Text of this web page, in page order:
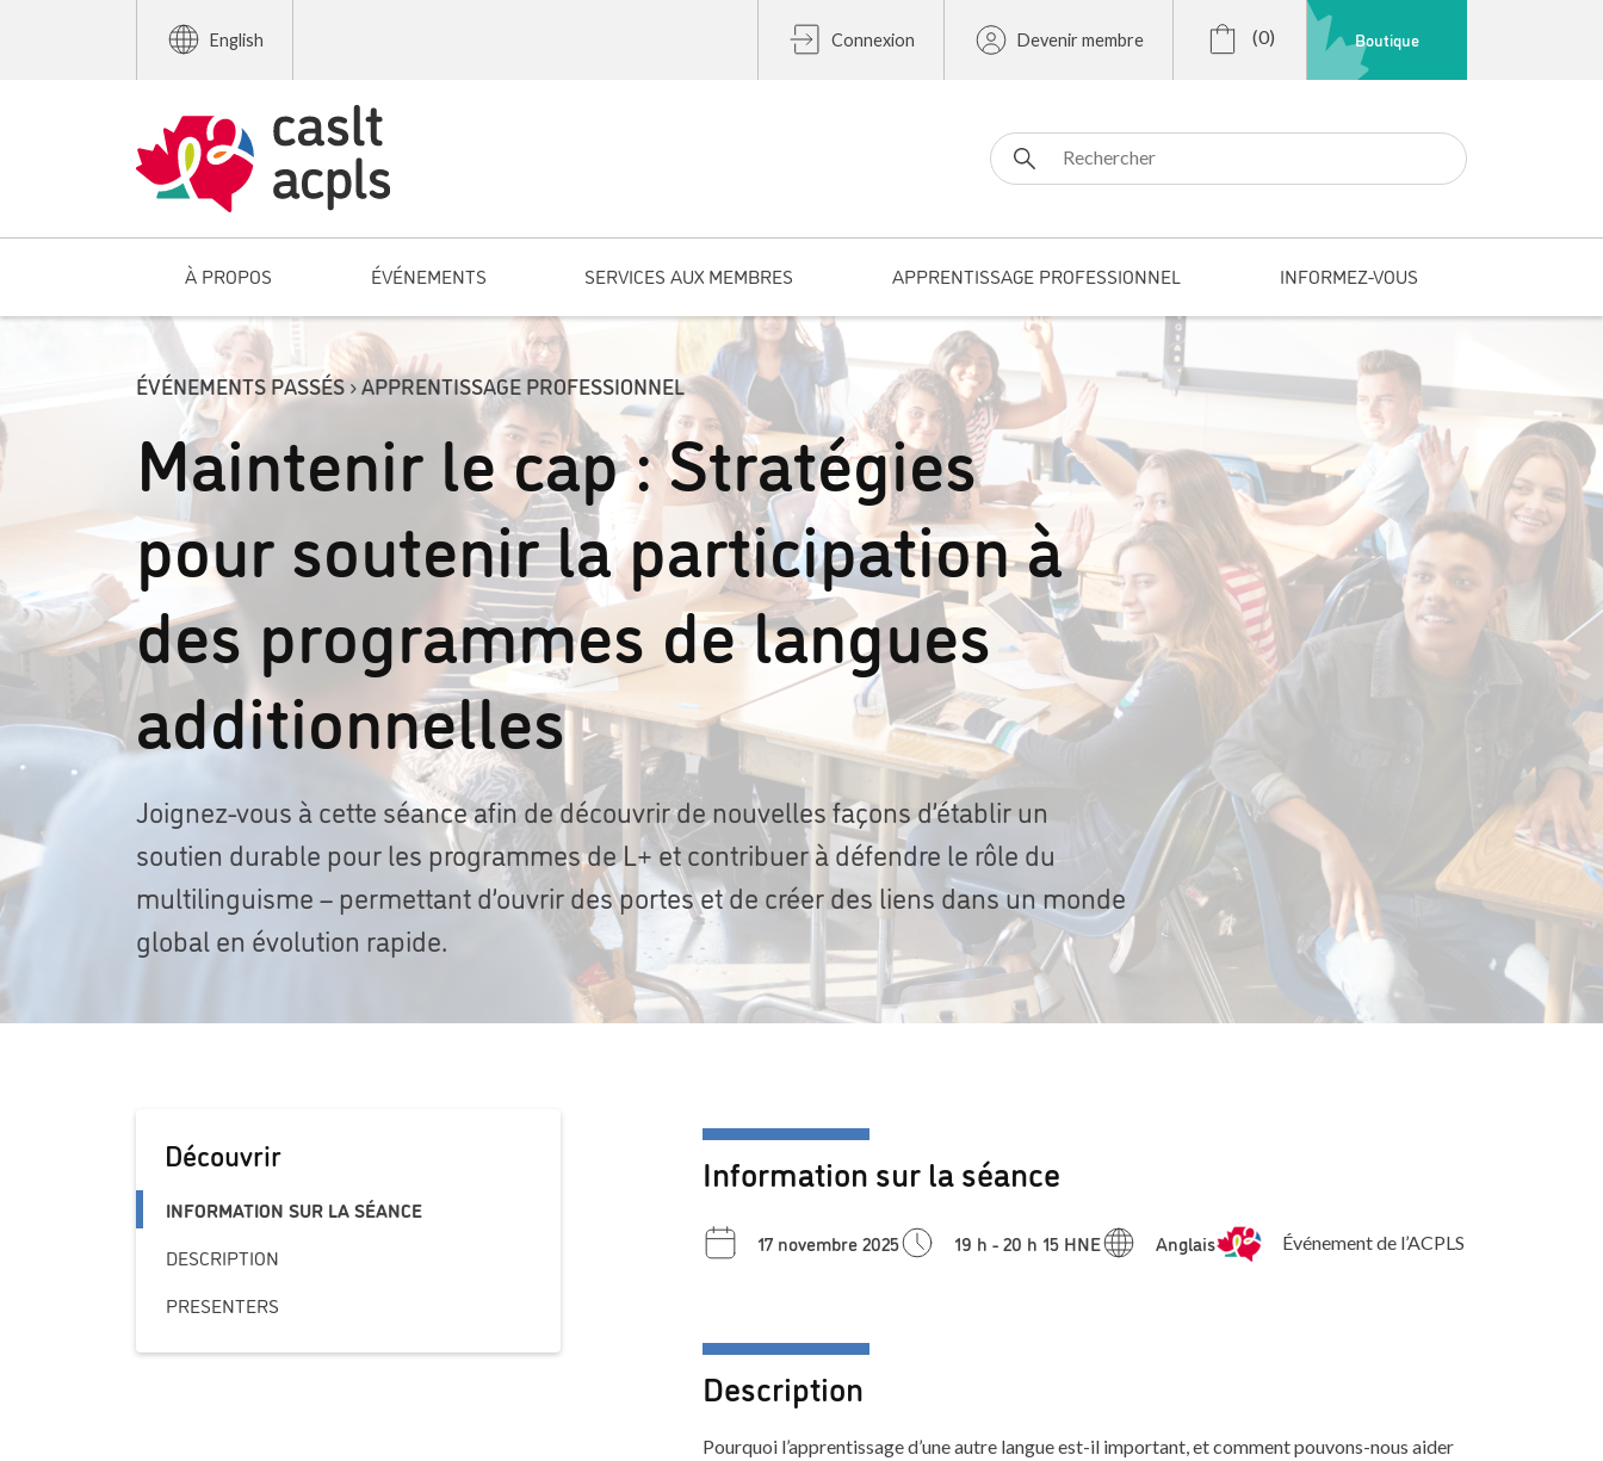
English Connexion Devenir membre (0) Boutique
Search for:
À PROPOS ÉVÉNEMENTS SERVICES AUX MEMBRES APPRENTISSAGE PROFESSIONNEL INFORMEZ-VOUS
ÉVÉNEMENTS PASSÉS › APPRENTISSAGE PROFESSIONNEL
Maintenir le cap : Stratégies
pour soutenir la participation à
des programmes de langues
additionnelles
Joignez-vous à cette séance afin de découvrir de nouvelles façons d’établir un
soutien durable pour les programmes de L+ et contribuer à défendre le rôle du
multilinguisme – permettant d’ouvrir des portes et de créer des liens dans un monde
global en évolution rapide.
Découvrir
INFORMATION SUR LA SÉANCE
DESCRIPTION
PRESENTERS
Information sur la séance
17 novembre 2025 19 h - 20 h 15 HNE Anglais Événement de l’ACPLS
Description
Pourquoi l’apprentissage d’une autre langue est-il important, et comment pouvons-nous aider